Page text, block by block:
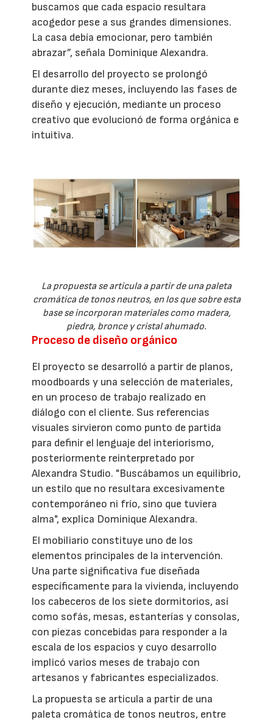
buscamos que cada espacio resultara
acogedor pese a sus grandes dimensiones.
La casa debía emocionar, pero también
abrazar”, señala Dominique Alexandra.
El desarrollo del proyecto se prolongó
durante diez meses, incluyendo las fases de
diseño y ejecución, mediante un proceso
creativo que evolucionó de forma orgánica e
intuitiva.
La propuesta se articula a partir de una paleta
cromática de tonos neutros, en los que sobre esta
base se incorporan materiales como madera,
piedra, bronce y cristal ahumado.
Proceso de diseño orgánico
El proyecto se desarrolló a partir de planos,
moodboards y una selección de materiales,
en un proceso de trabajo realizado en
diálogo con el cliente. Sus referencias
visuales sirvieron como punto de partida
para definir el lenguaje del interiorismo,
posteriormente reinterpretado por
Alexandra Studio. "Buscábamos un equilibrio,
un estilo que no resultara excesivamente
contemporáneo ni frío, sino que tuviera
alma", explica Dominique Alexandra.
El mobiliario constituye uno de los
elementos principales de la intervención.
Una parte significativa fue diseñada
específicamente para la vivienda, incluyendo
los cabeceros de los siete dormitorios, así
como sofás, mesas, estanterías y consolas,
con piezas concebidas para responder a la
escala de los espacios y cuyo desarrollo
implicó varios meses de trabajo con
artesanos y fabricantes especializados.
La propuesta se articula a partir de una
paleta cromática de tonos neutros, entre